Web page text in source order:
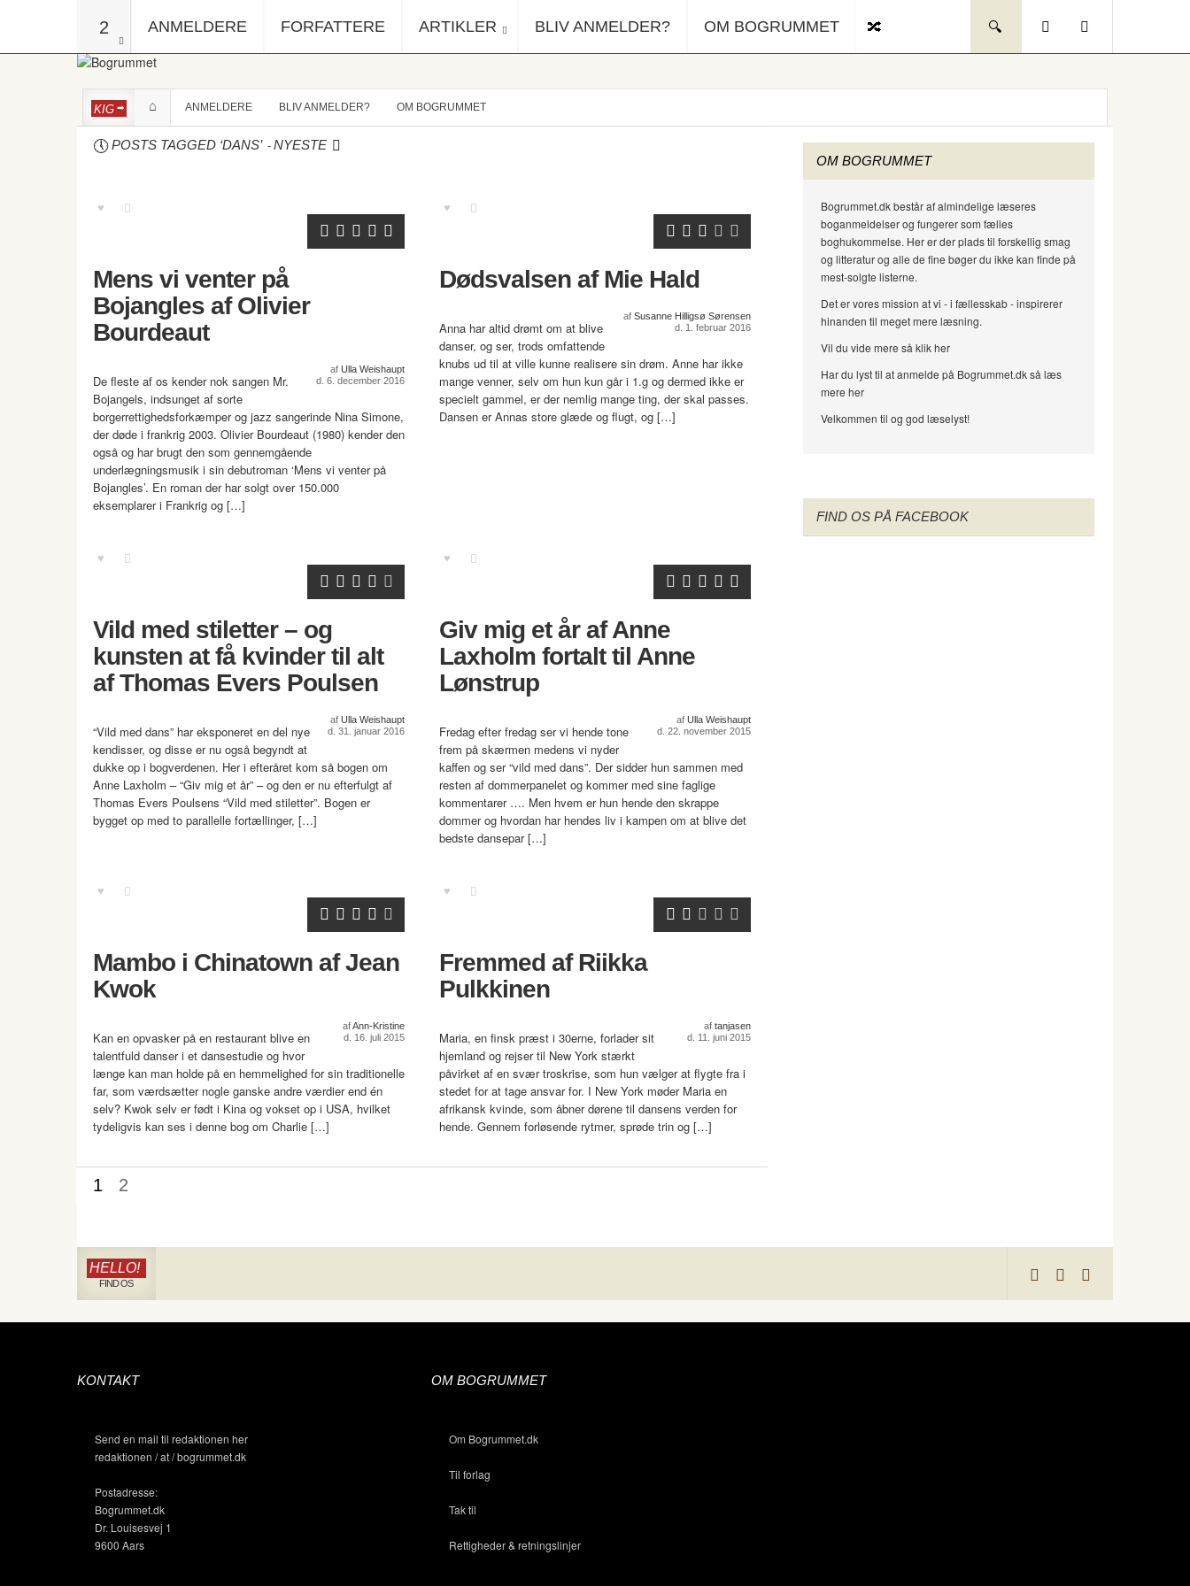
2 ANMELDERE FORFATTERE ARTIKLER BLIV ANMELDER? OM BOGRUMMET
KIG ANMELDERE BLIV ANMELDER? OM BOGRUMMET
POSTS TAGGED ‘DANS’ -NYESTE
Mens vi venter på
Bojangles af Olivier
Bourdeaut
af Ulla Weishaupt
d. 6. december 2016
De fleste af os kender nok sangen Mr.
Bojangels, indsunget af sorte
borgerrettighedsforkæmper og jazz sangerinde Nina Simone,
der døde i frankrig 2003. Olivier Bourdeaut (1980) kender den
også og har brugt den som gennemgående
underlægningsmusik i sin debutroman ‘Mens vi venter på
Bojangles’. En roman der har solgt over 150.000
eksemplarer i Frankrig og […]
Dødsvalsen af Mie Hald
af Susanne Hilligsø Sørensen
d. 1. februar 2016
Anna har altid drømt om at blive
danser, og ser, trods omfattende
knubs ud til at ville kunne realisere sin drøm. Anne har ikke
mange venner, selv om hun kun går i 1.g og dermed ikke er
specielt gammel, er der nemlig mange ting, der skal passes.
Dansen er Annas store glæde og flugt, og […]
Vild med stiletter – og
kunsten at få kvinder til alt
af Thomas Evers Poulsen
af Ulla Weishaupt
d. 31. januar 2016
“Vild med dans” har eksponeret en del nye
kendisser, og disse er nu også begyndt at
dukke op i bogverdenen. Her i efteråret kom så bogen om
Anne Laxholm – “Giv mig et år” – og den er nu efterfulgt af
Thomas Evers Poulsens “Vild med stiletter”. Bogen er
bygget op med to parallelle fortællinger, […]
Giv mig et år af Anne
Laxholm fortalt til Anne
Lønstrup
af Ulla Weishaupt
d. 22. november 2015
Fredag efter fredag ser vi hende tone
frem på skærmen medens vi nyder
kaffen og ser “vild med dans”. Der sidder hun sammen med
resten af dommerpanelet og kommer med sine faglige
kommentarer …. Men hvem er hun hende den skrappe
dommer og hvordan har hendes liv i kampen om at blive det
bedste dansepar […]
Mambo i Chinatown af Jean
Kwok
afAnn-Kristine
d. 16. juli 2015
Kan en opvasker på en restaurant blive en
talentfuld danser i et dansestudie og hvor
længe kan man holde på en hemmelighed for sin traditionelle
far, som værdsætter nogle ganske andre værdier end én
selv? Kwok selv er født i Kina og vokset op i USA, hvilket
tydeligvis kan ses i denne bog om Charlie […]
Fremmed af Riikka
Pulkkinen
af tanjasen
d. 11. juni 2015
Maria, en finsk præst i 30erne, forlader sit
hjemland og rejser til New York stærkt
påvirket af en svær troskrise, som hun vælger at flygte fra i
stedet for at tage ansvar for. I New York møder Maria en
afrikansk kvinde, som åbner dørene til dansens verden for
hende. Gennem forløsende rytmer, sprøde trin og […]
1 2
OM BOGRUMMET
Bogrummet.dk består af almindelige læseres
boganmeldelser og fungerer som fælles
boghukommelse. Her er der plads til forskellig smag
og litteratur og alle de fine bøger du ikke kan finde på
mest-solgte listerne.
Det er vores mission at vi - i fællesskab - inspirerer
hinanden til meget mere læsning.
Vil du vide mere så klik her
Har du lyst til at anmelde på Bogrummet.dk så læs
mere her
Velkommen til og god læselyst!
FIND OS PÅ FACEBOOK
HELLO!
FIND OS
KONTAKT
Send en mail til redaktionen her
redaktionen / at / bogrummet.dk
Postadresse:
Bogrummet.dk
Dr. Louisesvej 1
9600 Aars
OM BOGRUMMET
Om Bogrummet.dk
Til forlag
Tak til
Rettigheder & retningslinjer